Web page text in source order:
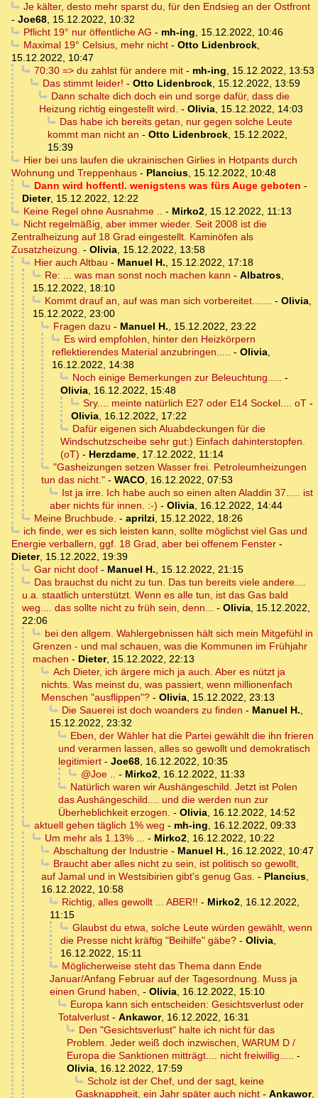
Je kälter, desto mehr sparst du, für den Endsieg an der Ostfront
- Joe68, 15.12.2022, 10:32
Pflicht 19° nur öffentliche AG - mh-ing, 15.12.2022, 10:46
Maximal 19° Celsius, mehr nicht- Otto Lidenbrock,
15.12.2022, 10:47
70:30 => du zahlst für andere mit- mh-ing, 15.12.2022, 13:53
Das stimmt leider! - Otto Lidenbrock, 15.12.2022, 13:59
Dann schalte dich doch ein und sorge dafür, dass die
Heizung richtig eingestellt wird. - Olivia, 15.12.2022, 14:03
Das habe ich bereits getan, nur gegen solche Leute
kommt man nicht an - Otto Lidenbrock, 15.12.2022,
15:39
Hier bei uns laufen die ukrainischen Girlies in Hotpants durch
Wohnung und Treppenhaus - Plancius, 15.12.2022, 10:48
Dann wird hoffentl. wenigstens was fürs Auge geboten -
Dieter, 15.12.2022, 12:22
Keine Regel ohne Ausnahme .. - Mirko2, 15.12.2022, 11:13
Nicht regelmäßig, aber immer wieder. Seit 2008 ist die
Zentralheizung auf 18 Grad eingestellt. Kaminöfen als
Zusatzheizung. - Olivia, 15.12.2022, 13:58
Hier auch Altbau - Manuel H., 15.12.2022, 17:18
Re: ... was man sonst noch machen kann - Albatros,
15.12.2022, 18:10
Kommt drauf an, auf was man sich vorbereitet....... - Olivia,
15.12.2022, 23:00
Fragen dazu - Manuel H., 15.12.2022, 23:22
Es wird empfohlen, hinter den Heizkörpern
reflektierendes Material anzubringen..... - Olivia,
16.12.2022, 14:38
Noch einige Bemerkungen zur Beleuchtung..... -
Olivia, 16.12.2022, 15:48
Sry.... meinte natürlich E27 oder E14 Sockel.... oT-
Olivia, 16.12.2022, 17:22
Dafür eigenen sich Aluabdeckungen für die
Windschutzscheibe sehr gut:) Einfach dahinterstopfen.
(oT) - Herzdame, 17.12.2022, 11:14
"Gasheizungen setzen Wasser frei. Petroleumheizungen
tun das nicht." - WACO, 16.12.2022, 07:53
Ist ja irre. Ich habe auch so einen alten Aladdin 37..... ist
aber nichts für innen. :-) - Olivia, 16.12.2022, 14:44
Meine Bruchbude. - aprilzi, 15.12.2022, 18:26
ich finde, wer es sich leisten kann, sollte möglichst viel Gas und
Energie verballern, ggf. 18 Grad, aber bei offenem Fenster -
Dieter, 15.12.2022, 19:39
Gar nicht doof- Manuel H., 15.12.2022, 21:15
Das brauchst du nicht zu tun. Das tun bereits viele andere....
u.a. staatlich unterstützt. Wenn es alle tun, ist das Gas bald
weg.... das sollte nicht zu früh sein, denn... - Olivia, 15.12.2022,
22:06
bei den allgem. Wahlergebnissen hält sich mein Mitgefühl in
Grenzen - und mal schauen, was die Kommunen im Frühjahr
machen - Dieter, 15.12.2022, 22:13
Ach Dieter, ich ärgere mich ja auch. Aber es nützt ja
nichts. Was meinst du, was passiert, wenn millionenfach
Menschen "ausflippen"? - Olivia, 15.12.2022, 23:13
Die Sauerei ist doch woanders zu finden - Manuel H.,
15.12.2022, 23:32
Eben, der Wähler hat die Partei gewählt die ihn frieren
und verarmen lassen, alles so gewollt und demokratisch
legitimiert - Joe68, 16.12.2022, 10:35
@Joe .. - Mirko2, 16.12.2022, 11:33
Natürlich waren wir Aushängeschild. Jetzt ist Polen
das Aushängeschild.... und die werden nun zur
Überheblichkeit erzogen. - Olivia, 16.12.2022, 14:52
aktuell gehen täglich 1% weg - mh-ing, 16.12.2022, 09:33
Um mehr als 1.13% ... - Mirko2, 16.12.2022, 10:22
Abschaltung der Industrie- Manuel H., 16.12.2022, 10:47
Braucht aber alles nicht zu sein, ist politisch so gewollt,
auf Jamal und in Westsibirien gibt's genug Gas. - Plancius,
16.12.2022, 10:58
Richtig, alles gewollt ... ABER!! - Mirko2, 16.12.2022,
11:15
Glaubst du etwa, solche Leute würden gewählt, wenn
die Presse nicht kräftig "Beihilfe" gäbe? - Olivia,
16.12.2022, 15:11
Möglicherweise steht das Thema dann Ende
Januar/Anfang Februar auf der Tagesordnung. Muss ja
einen Grund haben, - Olivia, 16.12.2022, 15:10
Europa kann sich entscheiden: Gesichtsverlust oder
Totalverlust - Ankawor, 16.12.2022, 16:31
Den "Gesichtsverlust" halte ich nicht für das
Problem. Jeder weiß doch inzwischen, WARUM D /
Europa die Sanktionen mitträgt.... nicht freiwillig..... -
Olivia, 16.12.2022, 17:59
Scholz ist der Chef, und der sagt, keine
Gasknappheit, ein Jahr später auch nicht - Ankawor,